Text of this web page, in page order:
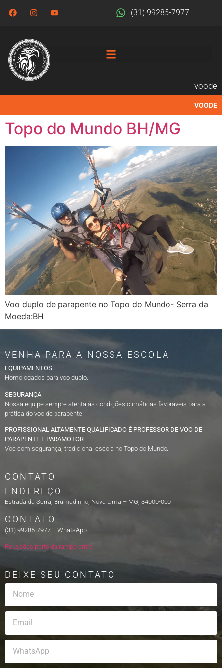
(31) 99285-7977
voode
VOODE
Topo do Mundo BH/MG
Voo duplo de parapente no Topo do Mundo- Serra da
Moeda:BH
VENHA PARA A NOSSA ESCOLA
EQUIPAMENTOS
Homologados para voo duplo.
SEGURANÇA
Nossa equipe sempre atenta às condições climáticas favoráveis para a
prática do voo de parapente.
PROFISSIONAL ALTAMENTE QUALIFICADO É PROFESSOR DE VOO DE
PARAPENTE E PARAMOTOR
Voe com segurança, tradicional escola no Topo do Mundo.
CONTATO
ENDEREÇO
Estrada da Serra, Brumadinho, Nova Lima – MG, 34000-000
CONTATO
(31) 99285-7977 – WhatsApp
Pousadas perto da rampa entre
DEIXE SEU CONTATO